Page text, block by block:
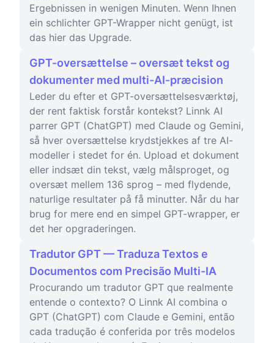
Ergebnissen in wenigen Minuten. Wenn Ihnen
ein schlichter GPT-Wrapper nicht genügt, ist
das hier das Upgrade.
GPT-oversættelse – oversæt tekst og
dokumenter med multi-AI-præcision
Leder du efter et GPT-oversættelsesværktøj,
der rent faktisk forstår kontekst? Linnk AI
parrer GPT (ChatGPT) med Claude og Gemini,
så hver oversættelse krydstjekkes af tre AI-
modeller i stedet for én. Upload et dokument
eller indsæt din tekst, vælg målsproget, og
oversæt mellem 136 sprog – med flydende,
naturlige resultater på få minutter. Når du har
brug for mere end en simpel GPT-wrapper, er
det her opgraderingen.
Tradutor GPT — Traduza Textos e
Documentos com Precisão Multi-IA
Procurando um tradutor GPT que realmente
entende o contexto? O Linnk AI combina o
GPT (ChatGPT) com Claude e Gemini, então
cada tradução é conferida por três modelos